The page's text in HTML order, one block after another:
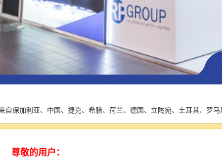
自保加利亚、中国、捷克、希腊、荷兰、德国、立陶宛、土耳其、罗
们的产品。